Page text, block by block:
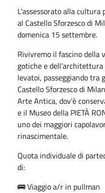
L'assessorato alla
al Castello Sforzesco di
domenica 15 settembre.
Rivivremo il fascino della
gotiche e
levatoi, passeggiando tra
Castello Sforzesco di
Arte Antica, dov'è
e il Museo della PIETÀ
uno dei maggiori
rinascimentale.
Quota individuale di
di:
🚌 Viaggio a/r in pullman